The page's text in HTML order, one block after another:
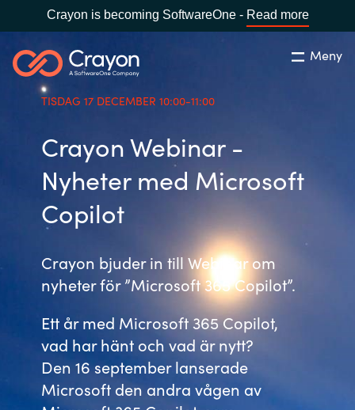
Crayon is becoming SoftwareOne - Read more
Meny
SPRÅK
Africa
Australia
Austria
Bulgaria
Sök Stäng
Software Partners
Resources
Om Crayon
Kontakta oss
Karriär
Land:Sweden
TISDAG 17 DECEMBER 10:00-11:00
Crayon Webinar -
Nyheter med Microsoft
Copilot
Crayon bjuder in till Webinar om
nyheter för ”Microsoft 365 Copilot”.
Ett år med Microsoft 365 Copilot,
vad har hänt och vad är nytt?
Den 16 september lanserade
Microsoft den andra vågen av